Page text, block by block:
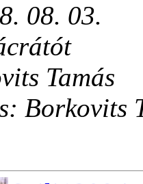
08. 03.
Tamás
Borkovits